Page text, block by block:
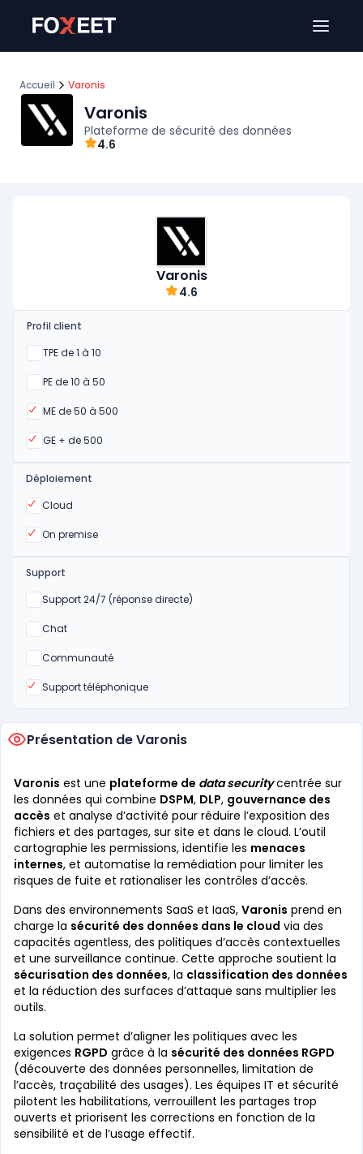
Accueil Varonis
Varonis
Plateforme de sécurité des données
4.6
Varonis
4.6
Profil client
TPE de 1 à 10
Oui
PE de 10 à 50
Oui
ME de 50 à 500
Oui
GE + de 500
Oui
Déploiement
Cloud
Oui
On premise
Oui
Support
Support 24/7 (réponse directe)
Non
Chat
Non
Communauté
Non
Support téléphonique
Oui
Présentation de Varonis
Varonis est une plateforme de data securitycentrée sur
les données qui combine DSPM, DLP, gouvernance des
accès et analyse d’activité pour réduire l’exposition des
fichiers et des partages, sur site et dans le cloud. L’outil
cartographie les permissions, identifie les menaces
internes, et automatise la remédiation pour limiter les
risques de fuite et rationaliser les contrôles d’accès.
Dans des environnements SaaS et IaaS, Varonis prend en
charge la sécurité des données dans le cloud via des
capacités agentless, des politiques d’accès contextuelles
et une surveillance continue. Cette approche soutient la
sécurisation des données, la classification des données
et la réduction des surfaces d’attaque sans multiplier les
outils.
La solution permet d’aligner les politiques avec les
exigences RGPD grâce à la sécurité des données RGPD
(découverte des données personnelles, limitation de
l’accès, traçabilité des usages). Les équipes IT et sécurité
pilotent les habilitations, verrouillent les partages trop
ouverts et priorisent les corrections en fonction de la
sensibilité et de l’usage effectif.